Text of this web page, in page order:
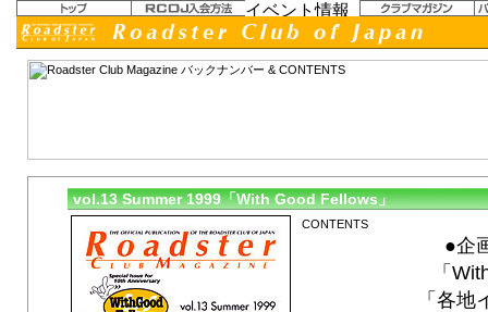
vol.13 Summer 1999「With Good Fellows」
●企
「
「各